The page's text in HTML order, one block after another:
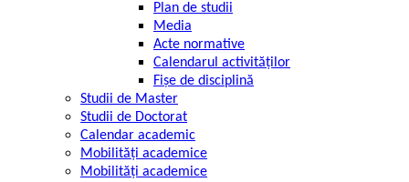
Plan de studii
Media
Acte normative
Calendarul activităților
Fișe de disciplină
Studii de Master
Studii de Doctorat
Calendar academic
Mobilități academice
Mobilități academice